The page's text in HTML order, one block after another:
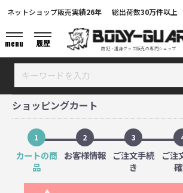
防犯・護身グッズ販売の専門ショップ
ネットショップ販売実績26年 総出荷数30万件以上
menu 履歴
ショッピングカート
1
カートの商
品
2
お客様情報
3
ご注文手続
き
ご注